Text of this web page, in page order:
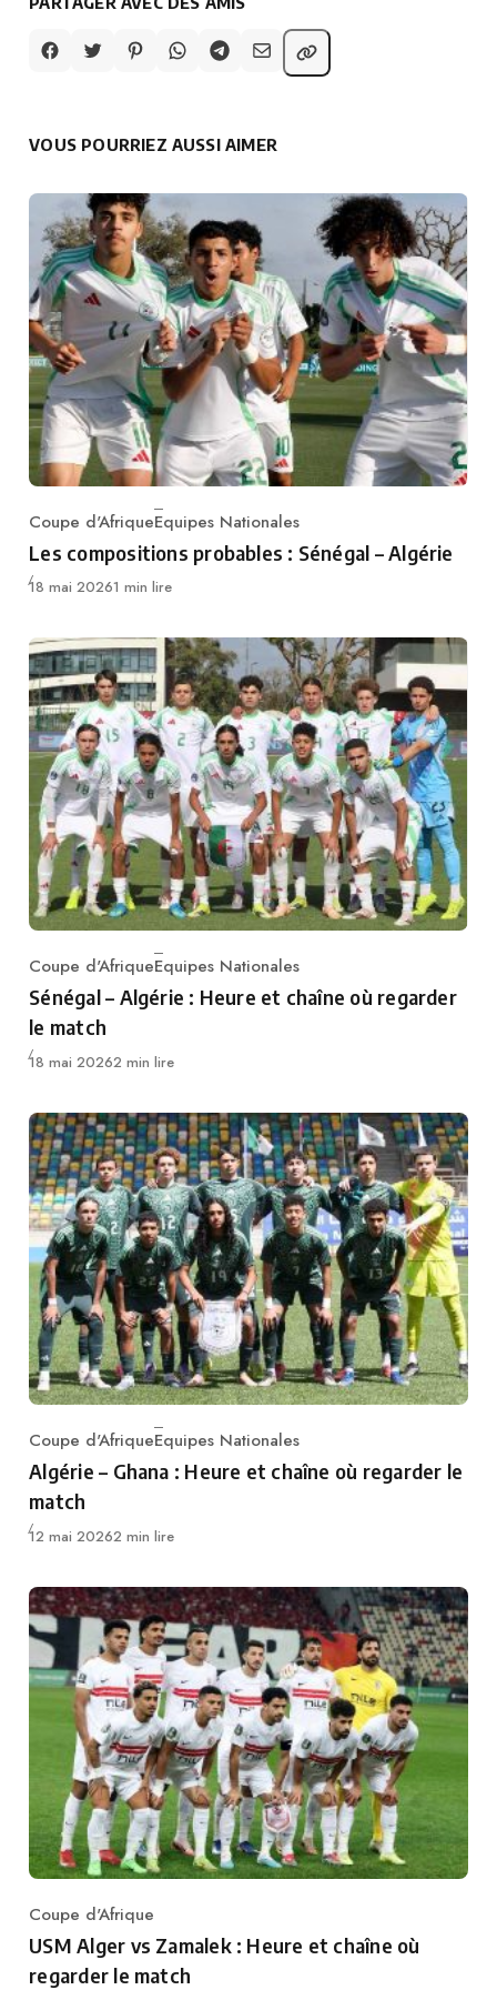
VOUS POURRIEZ AUSSI AIMER
Category
Coupe d'AfriqueEquipes Nationales
Les compositions probables : Sénégal – Algérie
Publié
18 mai 20261 min lire
Category
Coupe d'AfriqueEquipes Nationales
Sénégal – Algérie : Heure et chaîne où regarder
le match
Publié
18 mai 20262 min lire
Category
Coupe d'AfriqueEquipes Nationales
Algérie – Ghana : Heure et chaîne où regarder le
match
Publié
12 mai 20262 min lire
Category
Coupe d'Afrique
USM Alger vs Zamalek : Heure et chaîne où
regarder le match